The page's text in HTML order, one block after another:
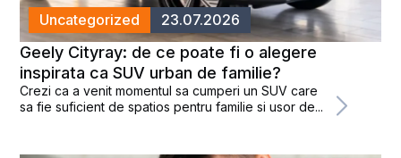
Uncategorized 23.07.2026
Geely Cityray: de ce poate fi o alegere
inspirata ca SUV urban de familie?
Crezi ca a venit momentul sa cumperi un SUV care
sa fie suficient de spatios pentru familie si usor de...